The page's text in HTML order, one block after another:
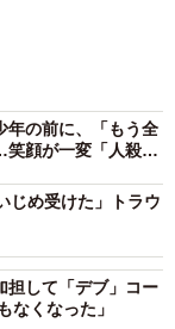
年の前に、「もう全
顔が一変「人殺し
じめ受けた」トラウ
して「デブ」コー
なくなった」